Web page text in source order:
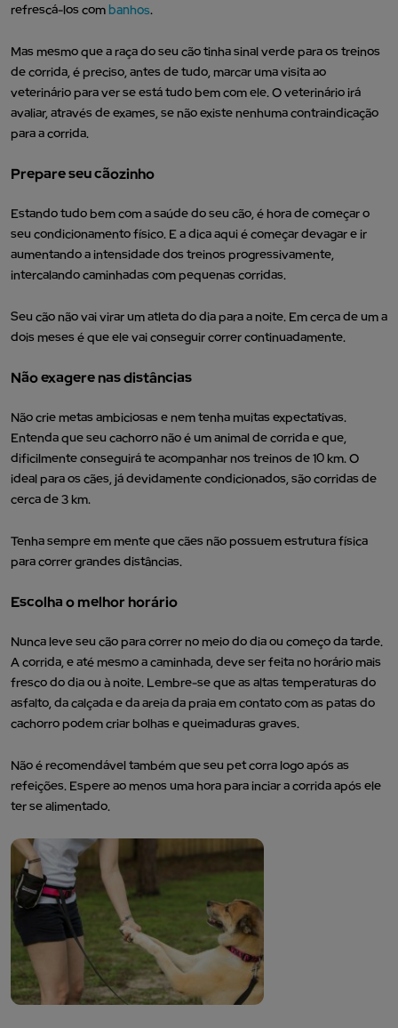
refrescá-los com banhos.
Mas mesmo que a raça do seu cão tinha sinal verde para os treinos
de corrida, é preciso, antes de tudo, marcar uma visita ao
veterinário para ver se está tudo bem com ele. O veterinário irá
avaliar, através de exames, se não existe nenhuma contraindicação
para a corrida.
Prepare seu cãozinho
Estando tudo bem com a saúde do seu cão, é hora de começar o
seu condicionamento físico. E a dica aqui é começar devagar e ir
aumentando a intensidade dos treinos progressivamente,
intercalando caminhadas com pequenas corridas.
Seu cão não vai virar um atleta do dia para a noite. Em cerca de um a
dois meses é que ele vai conseguir correr continuadamente.
Não exagere nas distâncias
Não crie metas ambiciosas e nem tenha muitas expectativas.
Entenda que seu cachorro não é um animal de corrida e que,
dificilmente conseguirá te acompanhar nos treinos de 10 km. O
ideal para os cães, já devidamente condicionados, são corridas de
cerca de 3 km.
Tenha sempre em mente que cães não possuem estrutura física
para correr grandes distâncias.
Escolha o melhor horário
Nunca leve seu cão para correr no meio do dia ou começo da tarde.
A corrida, e até mesmo a caminhada, deve ser feita no horário mais
fresco do dia ou à noite. Lembre-se que as altas temperaturas do
asfalto, da calçada e da areia da praia em contato com as patas do
cachorro podem criar bolhas e queimaduras graves.
Não é recomendável também que seu pet corra logo após as
refeições. Espere ao menos uma hora para inciar a corrida após ele
ter se alimentado.